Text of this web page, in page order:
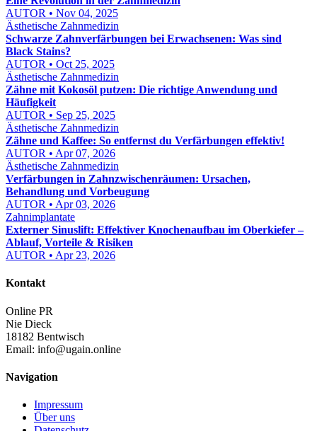
AUTOR • Nov 04, 2025
Ästhetische Zahnmedizin
Schwarze Zahnverfärbungen bei Erwachsenen: Was sind
Black Stains?
AUTOR • Oct 25, 2025
Ästhetische Zahnmedizin
Zähne mit Kokosöl putzen: Die richtige Anwendung und
Häufigkeit
AUTOR • Sep 25, 2025
Ästhetische Zahnmedizin
Zähne und Kaffee: So entfernst du Verfärbungen effektiv!
AUTOR • Apr 07, 2026
Ästhetische Zahnmedizin
Verfärbungen in Zahnzwischenräumen: Ursachen,
Behandlung und Vorbeugung
AUTOR • Apr 03, 2026
Zahnimplantate
Externer Sinuslift: Effektiver Knochenaufbau im Oberkiefer –
Ablauf, Vorteile & Risiken
AUTOR • Apr 23, 2026
Kontakt
Online PR
Nie Dieck
18182 Bentwisch
Email: info@ugain.online
Navigation
Impressum
Über uns